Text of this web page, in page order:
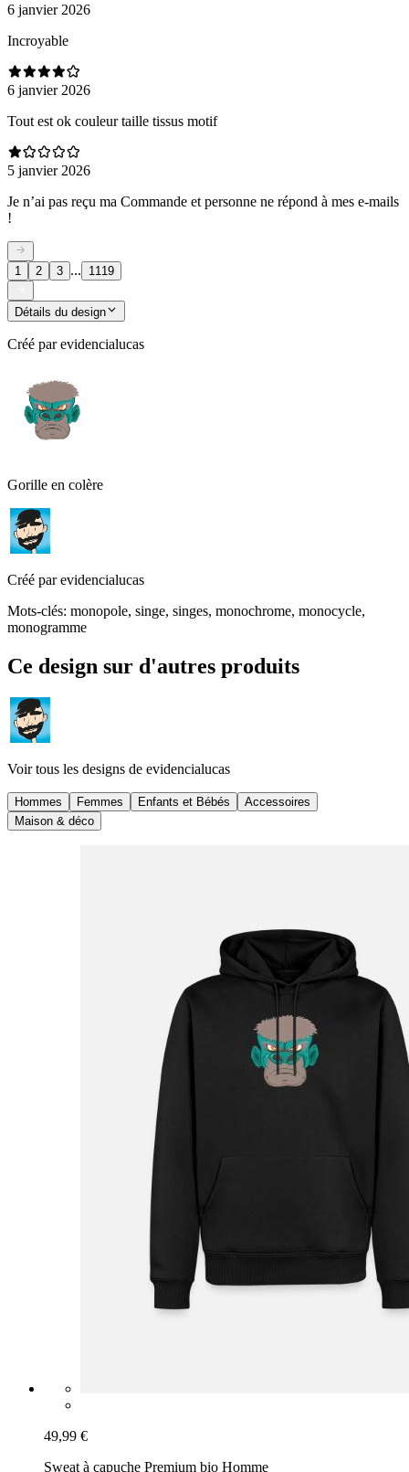
6 janvier 2026
Incroyable
6 janvier 2026
Tout est ok couleur taille tissus motif
5 janvier 2026
Je n’ai pas reçu ma Commande et personne ne répond à mes e-mails
!
1 2 3 ... 1119
Détails du design
Créé par evidencialucas
Gorille en colère
Créé par evidencialucas
Mots-clés: monopole, singe, singes, monochrome, monocycle,
monogramme
Ce design sur d'autres produits
Voir tous les designs de evidencialucas
Hommes Femmes Enfants et Bébés
Accessoires
Maison & déco
49,99 €
Sweat à capuche Premium bio Homme